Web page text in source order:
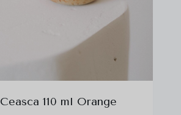
Ceasca 110 ml Orange